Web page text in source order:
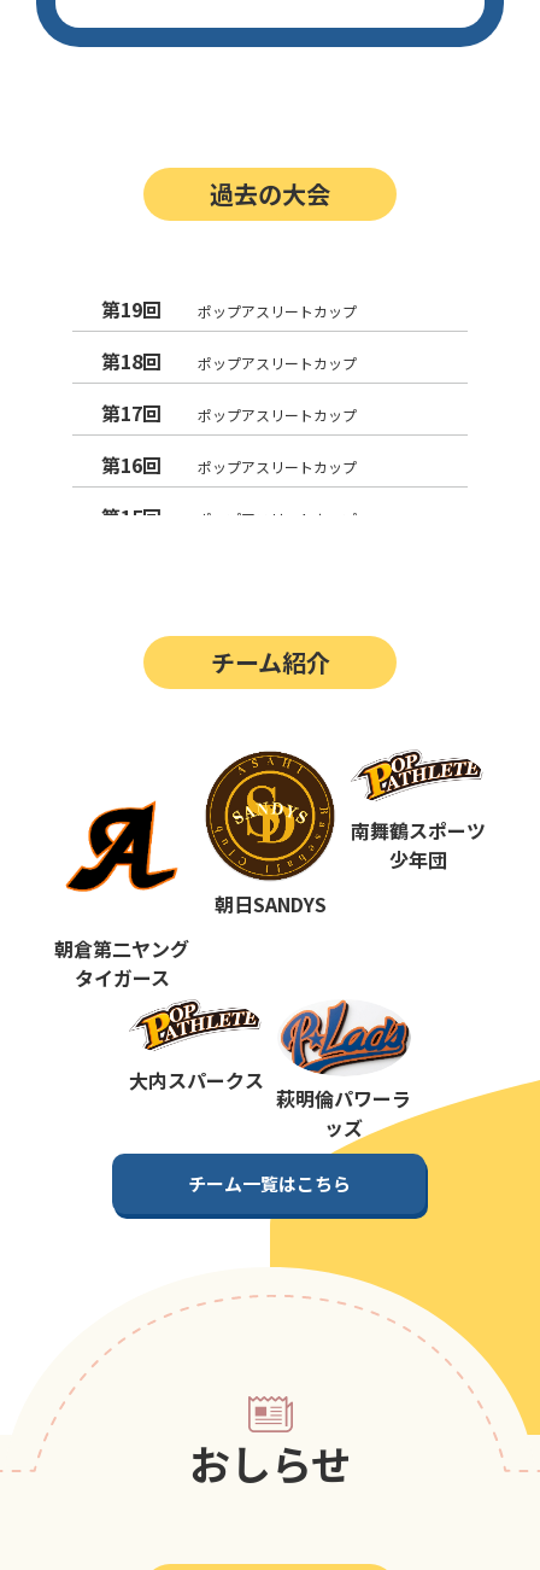
過去の大会
第19回 ポップアスリートカップ
第18回 ポップアスリートカップ
第17回 ポップアスリートカップ
第16回 ポップアスリートカップ
第15回 ポップアスリートカップ
第12回 決勝戦の動画はこちらから
ポップアスリートカップ
第10回 ポップアスリートカップ
第9回 ポップアスリートカップ
第7回
第6回 ポップアスリートカップ
第5回 ポップアスリートカップ
ポップアスリートカップ
ポップアスリートカップ
ポップアスリートカップ
チーム紹介
朝倉第二ヤング
タイガース
朝日SANDYS
南舞鶴スポーツ
少年団
大内スパークス
萩明倫パワーラ
ッズ
チーム一覧はこちら
おしらせ